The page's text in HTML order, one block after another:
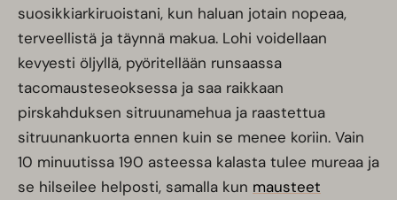
suosikkiarkiruoistani, kun haluan jotain nopeaa,
terveellistä ja täynnä makua. Lohi voidellaan
kevyesti öljyllä, pyöritellään runsaassa
tacomausteseoksessa ja saa raikkaan
pirskahduksen sitruunamehua ja raastettua
sitruunankuorta ennen kuin se menee koriin. Vain
10 minuutissa 190 asteessa kalasta tulee mureaa ja
se hilseilee helposti, samalla kun mausteet